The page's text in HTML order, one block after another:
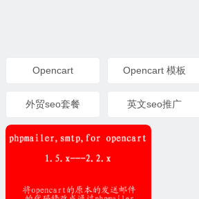
Opencart Opencart 模板
外贸seo套餐 英文seo推广